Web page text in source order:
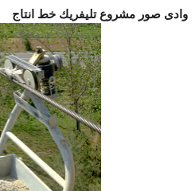
وادى صور مشروع تليفريك خط انتاج